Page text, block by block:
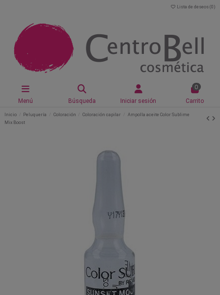
Lista de deseos (0 )
Menú Búsqueda Iniciar sesión
0
Carrito
Inicio Peluquería Coloración Coloración capilar
Ampolla aceite Color Sublime
Mix Boost